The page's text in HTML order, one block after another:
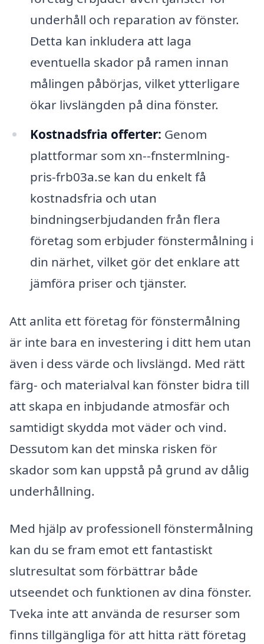
underhåll och reparation av fönster.
Detta kan inkludera att laga
eventuella skador på ramen innan
målingen påbörjas, vilket ytterligare
ökar livslängden på dina fönster.
Kostnadsfria offerter: Genom
plattformar som xn--fnstermlning-
pris-frb03a.se kan du enkelt få
kostnadsfria och utan
bindningserbjudanden från flera
företag som erbjuder fönstermålning i
din närhet, vilket gör det enklare att
jämföra priser och tjänster.
Att anlita ett företag för fönstermålning
är inte bara en investering i ditt hem utan
även i dess värde och livslängd. Med rätt
färg- och materialval kan fönster bidra till
att skapa en inbjudande atmosfär och
samtidigt skydda mot väder och vind.
Dessutom kan det minska risken för
skador som kan uppstå på grund av dålig
underhållning.
Med hjälp av professionell fönstermålning
kan du se fram emot ett fantastiskt
slutresultat som förbättrar både
utseendet och funktionen av dina fönster.
Tveka inte att använda de resurser som
finns tillgängliga för att hitta rätt företag